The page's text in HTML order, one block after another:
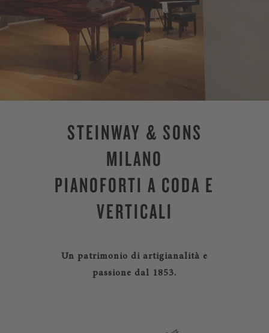
STEINWAY & SONS
MILANO
PIANOFORTI A CODA E
VERTICALI
Un patrimonio di artigianalità e
passione dal 1853.